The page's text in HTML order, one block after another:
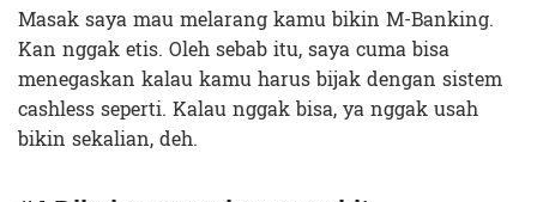
Masak saya mau melarang kamu bikin M-Banking.
Kan nggak etis. Oleh sebab itu, saya cuma bisa
menegaskan kalau kamu harus bijak dengan sistem
cashless seperti. Kalau nggak bisa, ya nggak usah
bikin sekalian, deh.